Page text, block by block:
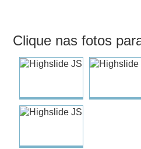
Clique nas fotos